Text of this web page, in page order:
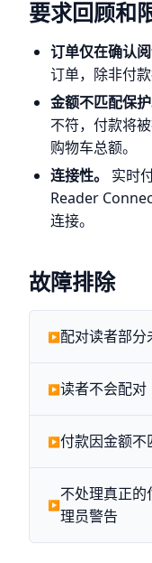
要求回顾和
订单仅在确认
订单，除非付款
金额不匹配保护
不符，付款将
购物车总额。
连接性。
实时
Reader
连接。
故障排除
配对读者部分
读者不会配对
付款因金额不
不处理真正的
理员警告